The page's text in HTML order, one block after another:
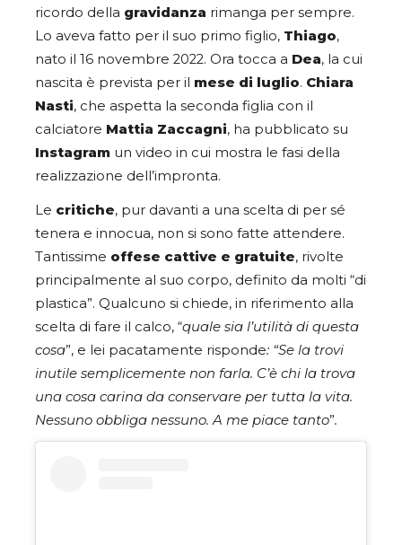
ricordo della gravidanza rimanga per sempre.
Lo aveva fatto per il suo primo figlio, Thiago,
nato il 16 novembre 2022. Ora tocca a Dea, la cui
nascita è prevista per il mese di luglio. Chiara
Nasti, che aspetta la seconda figlia con il
calciatore Mattia Zaccagni, ha pubblicato su
Instagram un video in cui mostra le fasi della
realizzazione dell’impronta.
Le critiche, pur davanti a una scelta di per sé
tenera e innocua, non si sono fatte attendere.
Tantissime offese cattive e gratuite, rivolte
principalmente al suo corpo, definito da molti “di
plastica”. Qualcuno si chiede, in riferimento alla
scelta di fare il calco, “quale sia l’utilità di questa
cosa”, e lei pacatamente risponde: “Se la trovi
inutile semplicemente non farla. C’è chi la trova
una cosa carina da conservare per tutta la vita.
Nessuno obbliga nessuno. A me piace tanto”.